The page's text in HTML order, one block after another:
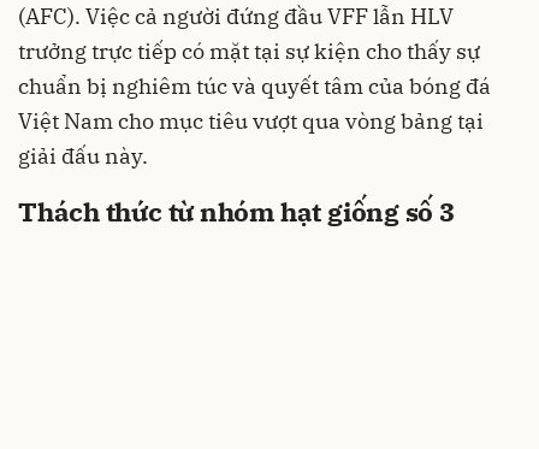
(AFC). Việc cả người đứng đầu VFF lẫn HLV
trưởng trực tiếp có mặt tại sự kiện cho thấy sự
chuẩn bị nghiêm túc và quyết tâm của bóng đá
Việt Nam cho mục tiêu vượt qua vòng bảng tại
giải đấu này.
Thách thức từ nhóm hạt giống số 3